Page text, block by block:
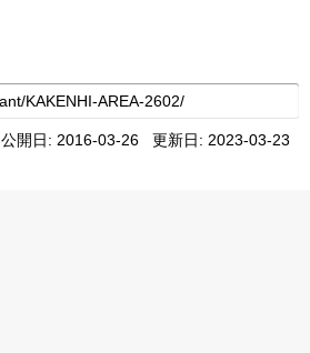
公開日: 2016-03-26 更新日: 2023-03-23